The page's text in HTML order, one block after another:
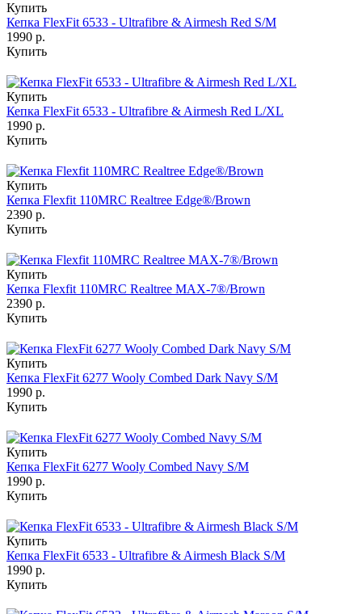
Купить
Кепка FlexFit 6533 - Ultrafibre & Airmesh Red S/M
1990 р.
Купить
Купить
Кепка FlexFit 6533 - Ultrafibre & Airmesh Red L/XL
1990 р.
Купить
Купить
Кепка Flexfit 110MRC Realtree Edge®/Brown
2390 р.
Купить
Купить
Кепка Flexfit 110MRC Realtree MAX-7®/Brown
2390 р.
Купить
Купить
Кепка FlexFit 6277 Wooly Combed Dark Navy S/M
1990 р.
Купить
Купить
Кепка FlexFit 6277 Wooly Combed Navy S/M
1990 р.
Купить
Купить
Кепка FlexFit 6533 - Ultrafibre & Airmesh Black S/M
1990 р.
Купить